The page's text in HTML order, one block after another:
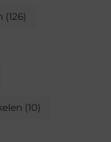
(126)
(10)